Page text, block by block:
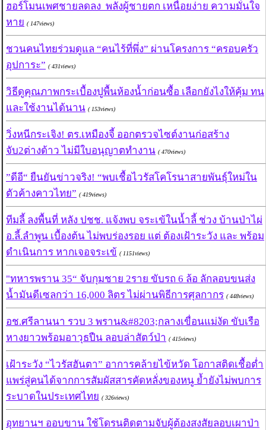
ฮอร์โมนเพศชายลดลง พลังผู้ชายตก เหนื่อยง่าย ความมั่นใจ
หาย ( 147views)
ชวนคนไทยร่วมดูแล “คนไร้ที่พึ่ง” ผ่านโครงการ “ครอบครัว
อุปการะ” ( 431views)
วิธีดูคุณภาพกระเบื้องปูพื้นห้องน้ำก่อนซื้อ เลือกยังไงให้คุ้ม ทน
และใช้งานได้นาน ( 153views)
วิ่งหนีกระเจิง! ตร.เหมืองจี้ ออกตรวจไซต์งานก่อสร้าง
จับ2ต่างด้าว ไม่มีใบอนุญาตทำงาน ( 470views)
”ดีอี“ ยืนยันข่าวจริง! “พบเชื้อไวรัสโคโรนาสายพันธุ์ใหม่ใน
ตัวค้างคาวไทย” ( 419views)
ทีมลี้ ลงพื้นที่ หลัง ปชช. แจ้งพบ จระเข้ในน้ำลี้ ช่วง บ้านป่าไผ่
อ.ลี้.ลำพูน เบื้องต้น ไม่พบร่องรอย แต่ ต้องเฝ้าระวัง และ พร้อม
ดำเนินการ หากเจอจระเข้ ( 1151views)
"ทหารพราน 35“ จับกุมชาย 2ราย ขับรถ 6 ล้อ ลักลอบขนส่ง
น้ำมันดีเซลกว่า 16,000 ลิตร ไม่ผ่านพิธีการศุลกากร ( 448views)
อช.ศรีลานนา รวบ 3 พราน&#8203;กลางเขื่อนแม่งัด ขับเรือ
หางยาวพร้อมอาวุธปืน ลอบล่าสัตว์ป่า ( 415views)
เฝ้าระวัง “ไวรัสฮันตา” อาการคล้ายไข้หวัด โอกาสติดเชื้อต่ำ
แพร่สู่คนได้จากการสัมผัสสารคัดหลั่งของหนู ย้ำยังไม่พบการ
ระบาดในประเทศไทย ( 326views)
อุทยานฯ ออบขาน ใช้โดรนติดตามจับผู้ต้องสงสัยลอบเผาป่า